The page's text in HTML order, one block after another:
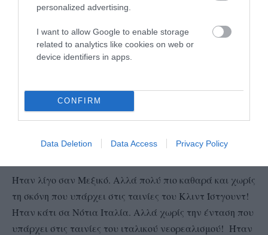
personalized advertising.
I want to allow Google to enable storage
related to analytics like cookies on web or
device identifiers in apps.
CONFIRM
Data Deletion Data Access Privacy Policy
Ήταν λίγο σαν Μεξικό. Αλλά πολύ πιο καθαρά και χωρίς
τη σκόνη που υπάρχει στις ταινίες του Κλιντ Ίστγουντ!
Ήταν κάτι σα Νότια Ιταλία. Αλλά χωρίς την ένταση που
υπάρχει στις ταινίες του ιταλικού νεορεαλισμού! Ήταν